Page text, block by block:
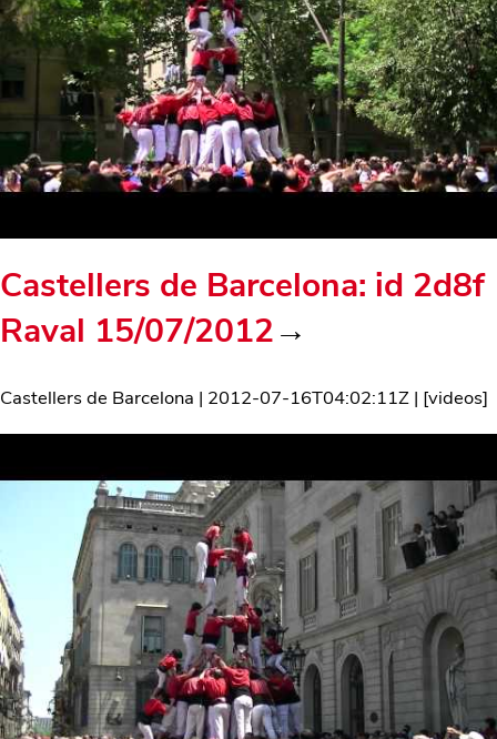
Castellers de Barcelona: id 2d8f
Raval 15/07/2012→
Castellers de Barcelona | 2012-07-16T04:02:11Z | [videos]